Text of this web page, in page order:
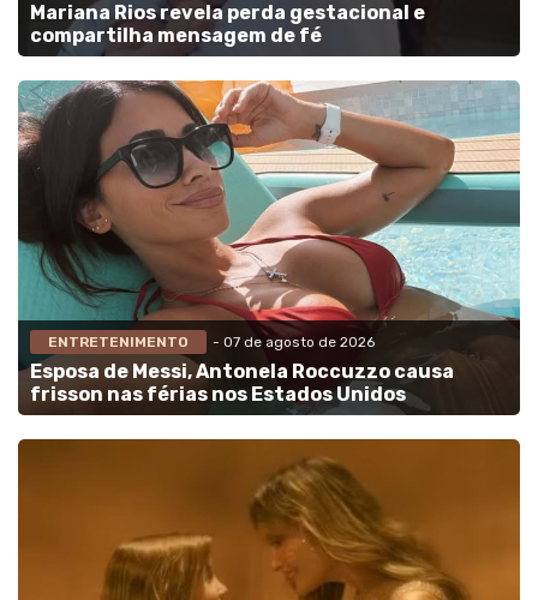
Mariana Rios revela perda gestacional e
compartilha mensagem de fé
ENTRETENIMENTO - 07 de agosto de 2026
Esposa de Messi, Antonela Roccuzzo causa
frisson nas férias nos Estados Unidos